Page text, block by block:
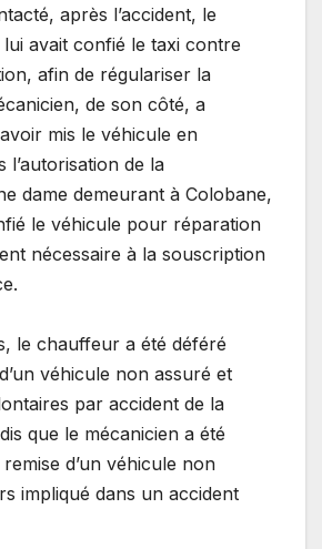
après l’accident, le
lui avait confié le taxi contre
afin de régulariser la
de son côté, a
mis le véhicule en
l’autorisation de la
dame demeurant à Colobane,
le véhicule pour réparation
nécessaire à la souscription
le chauffeur a été déféré
véhicule non assuré et
par accident de la
que le mécanicien a été
d’un véhicule non
impliqué dans un accident